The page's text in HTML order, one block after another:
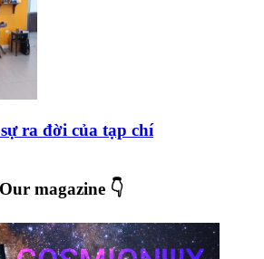
ra đời của tạp chí
Our magazine 👇